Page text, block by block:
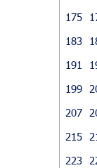
175
183
191
199
207
215
223